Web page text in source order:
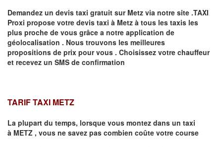
Demandez un devis taxi gratuit sur Metz via notre site .TAXI
Proxi propose votre devis taxi à Metz à tous les taxis les
plus proche de vous grâce a notre application de
géolocalisation . Nous trouvons les meilleures
propositions de prix pour vous . Choisissez votre chauffeur
et recevez un SMS de confirmation
TARIF TAXI METZ
La plupart du temps, lorsque vous montez dans un taxi
à METZ , vous ne savez pas combien coûte votre course